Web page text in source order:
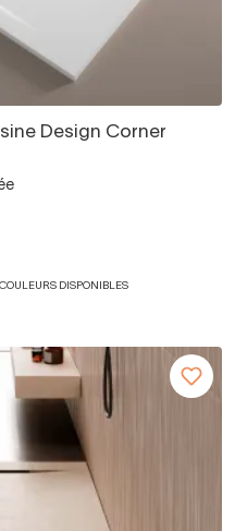
Design Corner
DISPONIBLES